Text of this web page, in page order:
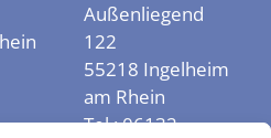
Außenliegend
122
55218 Ingelheim
am Rhein
Tel.:06132 -